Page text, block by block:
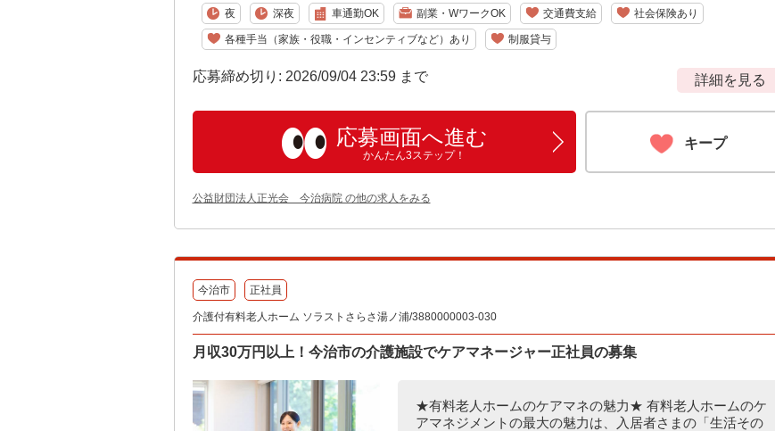
夜 深夜 車通勤OK 副業・WワークOK 交通費支給 社会保険あり
各種手当（家族・役職・インセンティブなど）あり 制服貸与
応募締め切り: 2026/09/04 23:59 まで 詳細を見る
応募画面へ進む
かんたん3ステップ！
キープ
公益財団法人正光会 今治病院 の他の求人をみる
今治市 正社員
介護付有料老人ホーム ソラストさらさ湯ノ浦/3880000003-030
月収30万円以上！今治市の介護施設でケアマネージャー正社員の募集
★有料老人ホームのケアマネの魅力★ 有料老人ホームのケ
アマネジメントの最大の魅力は、入居者さまの「生活その